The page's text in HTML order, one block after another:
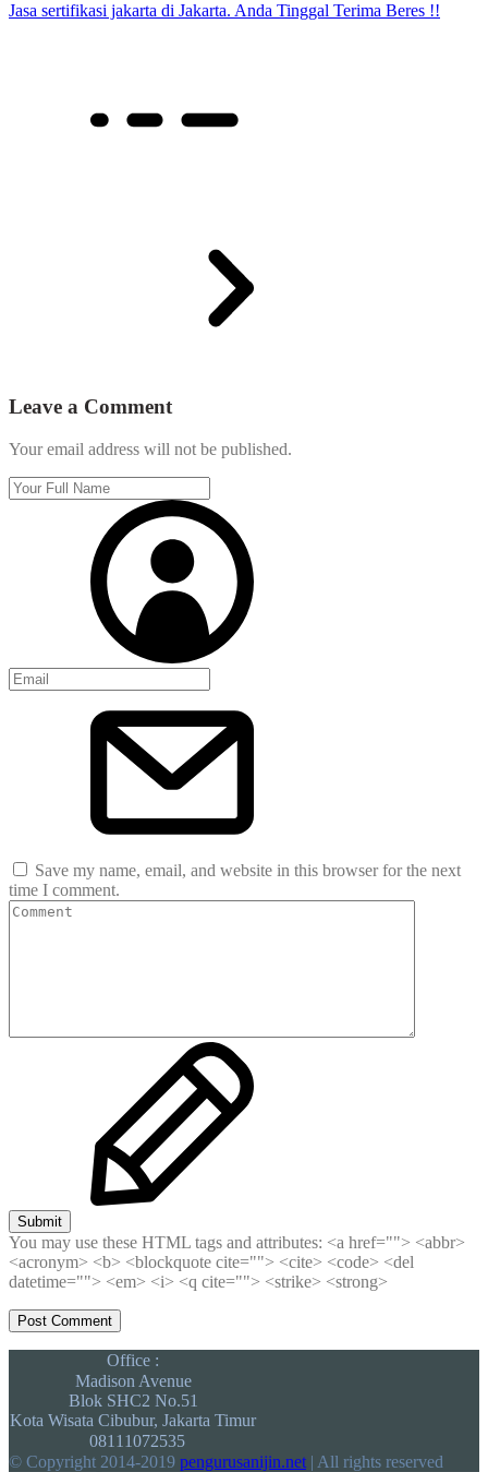
Jasa sertifikasi jakarta di Jakarta. Anda Tinggal Terima Beres !!
Leave a Comment
Your email address will not be published.
Save my name, email, and website in this browser for the next
time I comment.
Submit
You may use these HTML tags and attributes: <a href=""> <abbr>
<acronym> <b> <blockquote cite=""> <cite> <code> <del
datetime=""> <em> <i> <q cite=""> <strike> <strong>
Office :
Madison Avenue
Blok SHC2 No.51
Kota Wisata Cibubur, Jakarta Timur
08111072535
© Copyright 2014-2019 pengurusanijin.net | All rights reserved